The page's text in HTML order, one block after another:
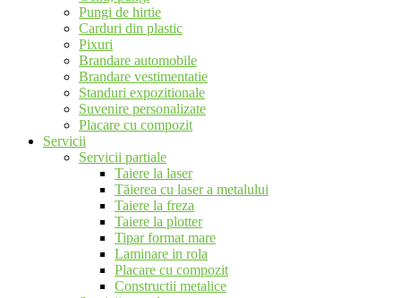
Pungi de hirtie
Carduri din plastic
Pixuri
Brandare automobile
Brandare vestimentatie
Standuri expozitionale
Suvenire personalizate
Placare cu compozit
Servicii
Servicii partiale
Taiere la laser
Tăierea cu laser a metalului
Taiere la freza
Taiere la plotter
Tipar format mare
Laminare in rola
Placare cu compozit
Constructii metalice